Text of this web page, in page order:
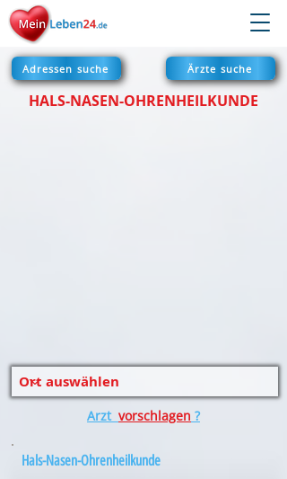
Adressen suche Ärzte suche
HALS-NASEN-OHRENHEILKUNDE
Arzt vorschlagen ?
Hals-Nasen-Ohrenheilkunde